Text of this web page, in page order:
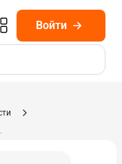
Войти
CD 619.28-44-00